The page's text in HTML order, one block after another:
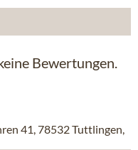
Bewertungen.
41, 78532 Tuttlingen,